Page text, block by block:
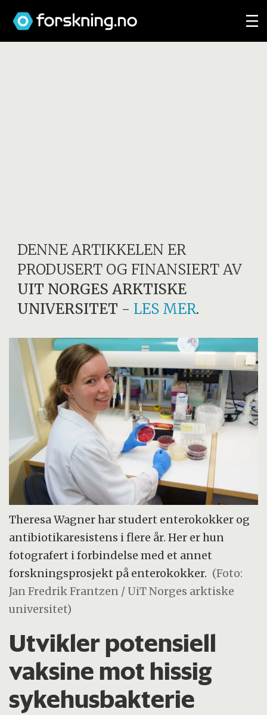
DENNE ARTIKKELEN ER
PRODUSERT OG FINANSIERT AV
UIT NORGES ARKTISKE
UNIVERSITET - LES MER.
Theresa Wagner har studert enterokokker og
antibiotikaresistens i flere år. Her er hun
fotografert i forbindelse med et annet
forskningsprosjekt på enterokokker. (Foto:
Jan Fredrik Frantzen / UiT Norges arktiske
universitet)
Utvikler potensiell
vaksine mot hissig
sykehusbakterie